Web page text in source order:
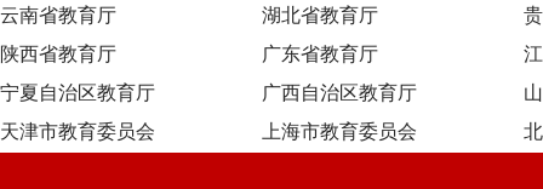
云南省教育厅
湖北省教育厅
陕西省教育厅
广东省教育厅
宁夏自治区教育厅
广西自治区教育厅
天津市教育委员会
上海市教育委员会